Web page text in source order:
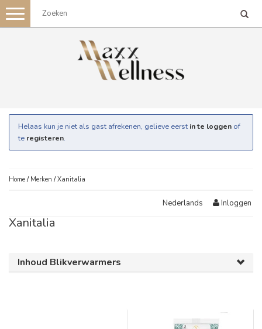
Toggle
navigation
Helaas kun je niet als gast afrekenen, gelieve eerst in te loggen of
te registeren.
Home / Merken /Xanitalia
Nederlands Inloggen
Xanitalia
Inhoud Blikverwarmers